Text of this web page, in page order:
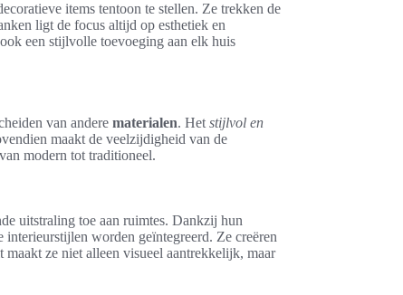
items tentoon te stellen. Ze trekken de
ligt de focus altijd op esthetiek en
een stijlvolle toevoeging aan elk huis
van andere materialen. Het stijlvol en
maakt de veelzijdigheid van de
modern tot traditioneel.
uitstraling toe aan ruimtes. Dankzij hun
interieurstijlen worden geïntegreerd. Ze creëren
ze niet alleen visueel aantrekkelijk, maar